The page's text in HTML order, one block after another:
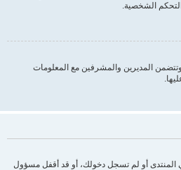
الشخصية.
المديرين والمشرفين مع المعلومات
أو لم تسجل دخولك، أو قد أقفل مسؤول